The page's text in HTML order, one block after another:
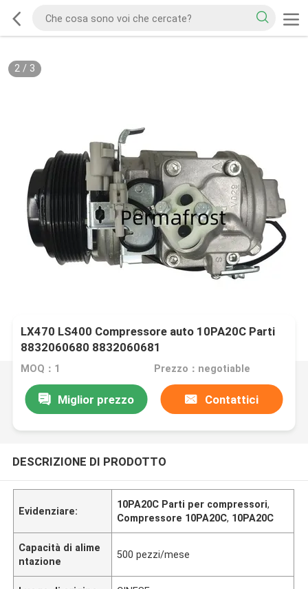
2/ 3
LX470 LS400 Compressore auto 10PA20C Parti
8832060680 8832060681
MOQ：1 Prezzo：negotiable
Miglior prezzo Contattici
DESCRIZIONE DI PRODOTTO
Evidenziare:
10PA20C Parti per compressori,
Compressore 10PA20C, 10PA20C
Capacità di alime
ntazione
500 pezzi/mese